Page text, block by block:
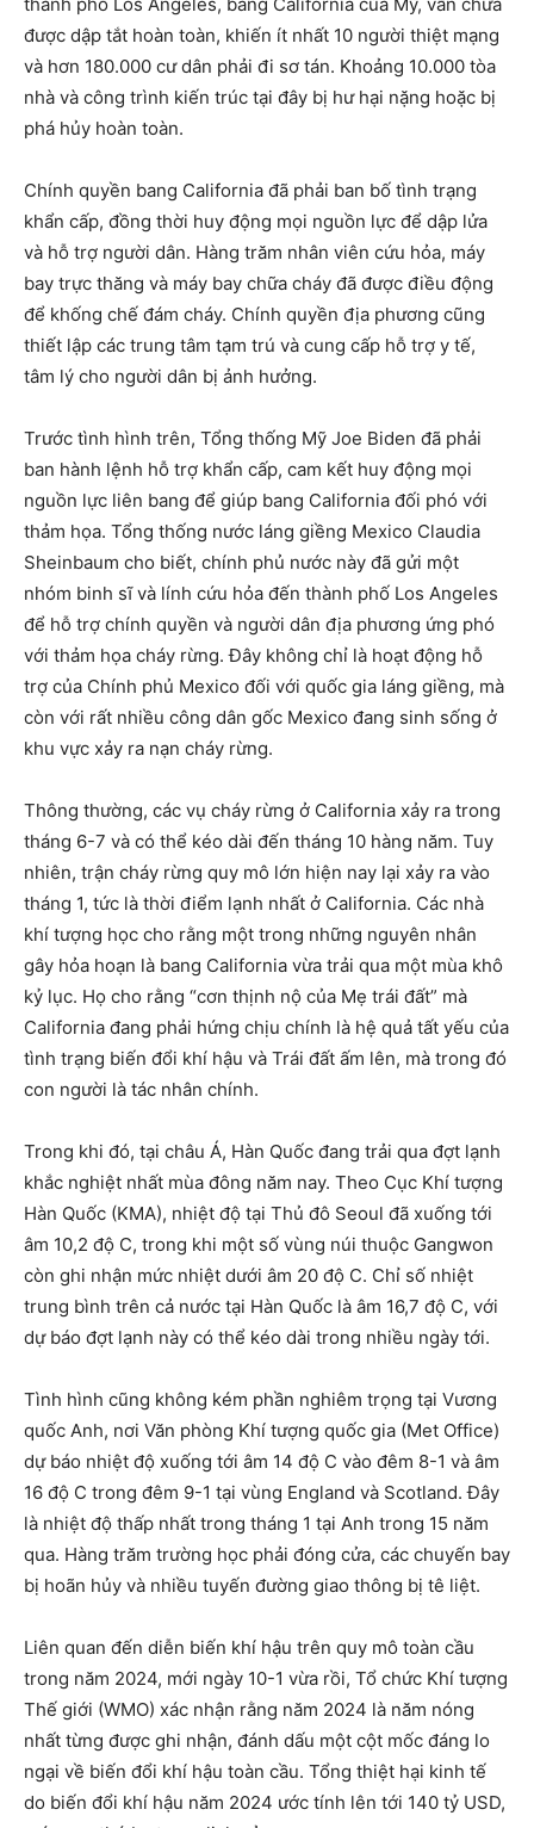
được dập tắt hoàn toàn, khiến ít nhất 10 người thiệt mạng
và hơn 180.000 cư dân phải đi sơ tán. Khoảng 10.000 tòa
nhà và công trình kiến trúc tại đây bị hư hại nặng hoặc bị
phá hủy hoàn toàn.
Chính quyền bang California đã phải ban bố tình trạng
khẩn cấp, đồng thời huy động mọi nguồn lực để dập lửa
và hỗ trợ người dân. Hàng trăm nhân viên cứu hỏa, máy
bay trực thăng và máy bay chữa cháy đã được điều động
để khống chế đám cháy. Chính quyền địa phương cũng
thiết lập các trung tâm tạm trú và cung cấp hỗ trợ y tế,
tâm lý cho người dân bị ảnh hưởng.
Trước tình hình trên, Tổng thống Mỹ Joe Biden đã phải
ban hành lệnh hỗ trợ khẩn cấp, cam kết huy động mọi
nguồn lực liên bang để giúp bang California đối phó với
thảm họa. Tổng thống nước láng giềng Mexico Claudia
Sheinbaum cho biết, chính phủ nước này đã gửi một
nhóm binh sĩ và lính cứu hỏa đến thành phố Los Angeles
để hỗ trợ chính quyền và người dân địa phương ứng phó
với thảm họa cháy rừng. Đây không chỉ là hoạt động hỗ
trợ của Chính phủ Mexico đối với quốc gia láng giềng, mà
còn với rất nhiều công dân gốc Mexico đang sinh sống ở
khu vực xảy ra nạn cháy rừng.
Thông thường, các vụ cháy rừng ở California xảy ra trong
tháng 6-7 và có thể kéo dài đến tháng 10 hàng năm. Tuy
nhiên, trận cháy rừng quy mô lớn hiện nay lại xảy ra vào
tháng 1, tức là thời điểm lạnh nhất ở California. Các nhà
khí tượng học cho rằng một trong những nguyên nhân
gây hỏa hoạn là bang California vừa trải qua một mùa khô
kỷ lục. Họ cho rằng “cơn thịnh nộ của Mẹ trái đất” mà
California đang phải hứng chịu chính là hệ quả tất yếu của
tình trạng biến đổi khí hậu và Trái đất ấm lên, mà trong đó
con người là tác nhân chính.
Trong khi đó, tại châu Á, Hàn Quốc đang trải qua đợt lạnh
khắc nghiệt nhất mùa đông năm nay. Theo Cục Khí tượng
Hàn Quốc (KMA), nhiệt độ tại Thủ đô Seoul đã xuống tới
âm 10,2 độ C, trong khi một số vùng núi thuộc Gangwon
còn ghi nhận mức nhiệt dưới âm 20 độ C. Chỉ số nhiệt
trung bình trên cả nước tại Hàn Quốc là âm 16,7 độ C, với
dự báo đợt lạnh này có thể kéo dài trong nhiều ngày tới.
Tình hình cũng không kém phần nghiêm trọng tại Vương
quốc Anh, nơi Văn phòng Khí tượng quốc gia (Met Office)
dự báo nhiệt độ xuống tới âm 14 độ C vào đêm 8-1 và âm
16 độ C trong đêm 9-1 tại vùng England và Scotland. Đây
là nhiệt độ thấp nhất trong tháng 1 tại Anh trong 15 năm
qua. Hàng trăm trường học phải đóng cửa, các chuyến bay
bị hoãn hủy và nhiều tuyến đường giao thông bị tê liệt.
Liên quan đến diễn biến khí hậu trên quy mô toàn cầu
trong năm 2024, mới ngày 10-1 vừa rồi, Tổ chức Khí tượng
Thế giới (WMO) xác nhận rằng năm 2024 là năm nóng
nhất từng được ghi nhận, đánh dấu một cột mốc đáng lo
ngại về biến đổi khí hậu toàn cầu. Tổng thiệt hại kinh tế
do biến đổi khí hậu năm 2024 ước tính lên tới 140 tỷ USD,